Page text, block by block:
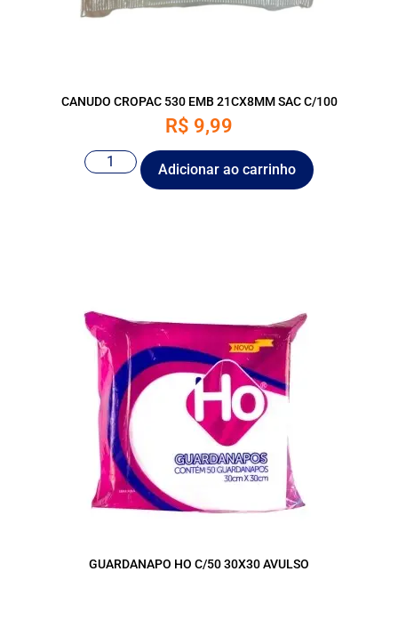
CANUDO CROPAC 530 EMB 21CX8MM SAC C/100
R$ 9,99
Adicionar ao carrinho
GUARDANAPO HO C/50 30X30 AVULSO